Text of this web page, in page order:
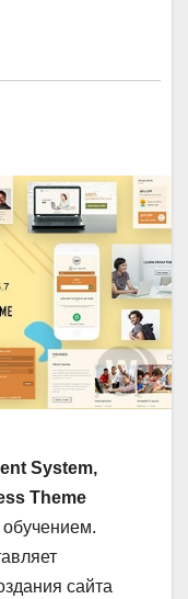
System,
Theme
сайта